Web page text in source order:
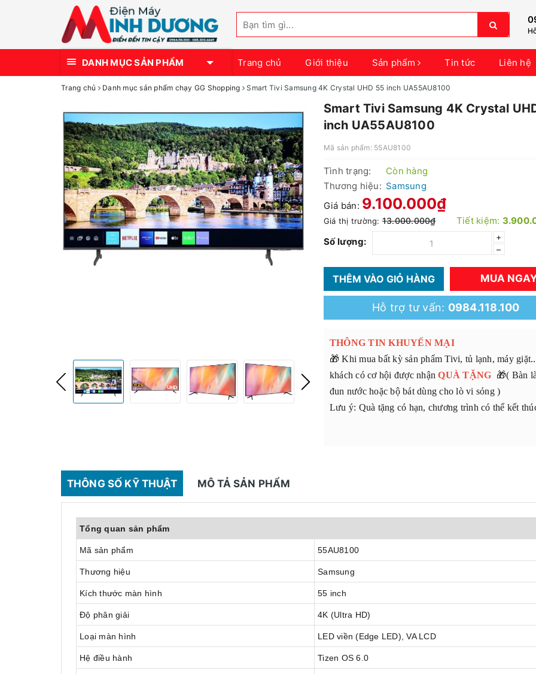
DANH MỤC SẢN PHẨM Trang chủ Giới thiệu Sản phẩm Tin tức Liên hệ
Trang chủ Danh mục sản phẩm chạy GG Shopping Smart Tivi Samsung 4K Crystal UHD 55 inch UA55AU8100
Smart Tivi Samsung 4K Crystal
inch UA55AU8100
Mã sản phẩm: 55AU8100
Tình trạng:
Còn hàng
Thương hiệu: Samsung
Giá bán: 9.100.000₫
Giá thị trường:13.000.000₫ Tiết kiệm:
Số lượng:
+
–
THÊM VÀO GIỎ HÀNG MUA
Hỗ trợ tư vấn: 0984.118.100
THÔNG TIN KHUYẾN MẠI
🎁 Khi mua bất kỳ sản phẩm Tivi, tủ lạnh, máy
khách có cơ hội được nhậnQUÀ TẶNG 🎁( Bàn
đun nước hoặc bộ bát dùng cho lò vi sóng )
Lưu ý: Quà tặng có hạn, chương trình có thể kết
THÔNG SỐ KỸ THUẬT MÔ TẢ SẢN PHẨM
Tổng quan sản phẩm
Mã sản phẩm 55AU8100
Thương hiệu Samsung
Kích thước màn hình 55 inch
Độ phân giải 4K (Ultra HD)
Loại màn hình LED viền (Edge LED), VA LCD
Hệ điều hành Tizen OS 6.0